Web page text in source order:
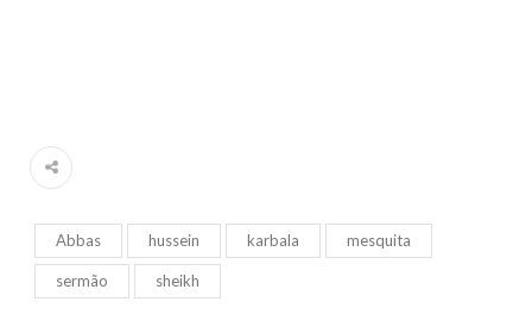
Abbas hussein karbala mesquita
sermão sheikh